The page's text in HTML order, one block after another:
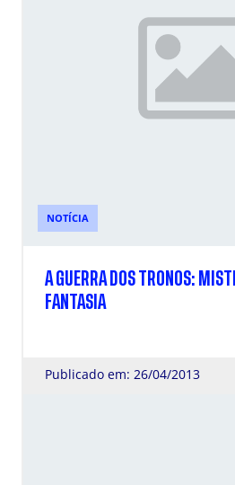
NOTÍCIA
A GUERRA DOS TRONOS:
FANTASIA
Publicado em: 26/04/2013